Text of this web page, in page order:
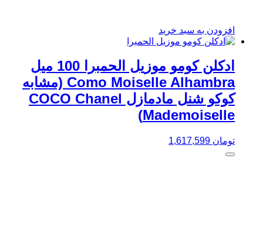
افزودن به سبد خرید
ادکلن کومو موزیل الحمبرا 100 میل
Como Moiselle Alhambra (مشابه
کوکو شنل مادمازل COCO Chanel
Mademoiselle)
تومان